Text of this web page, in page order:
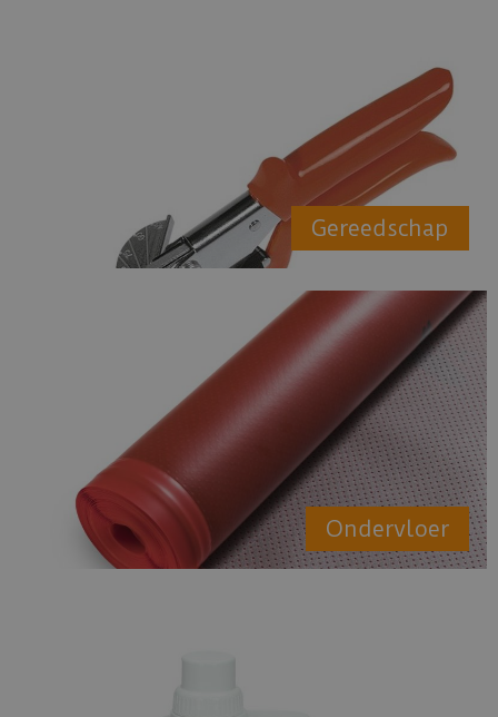
Gereedschap
Ondervloer